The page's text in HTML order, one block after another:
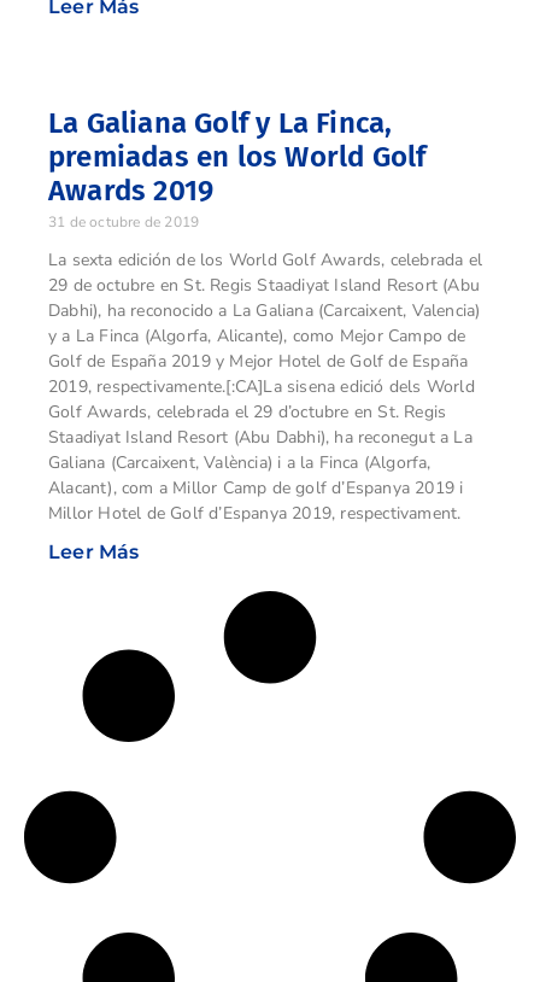
Leer Más
La Galiana Golf y La Finca,
premiadas en los World Golf
Awards 2019
31 de octubre de 2019
La sexta edición de los World Golf Awards, celebrada el
29 de octubre en St. Regis Staadiyat Island Resort (Abu
Dabhi), ha reconocido a La Galiana (Carcaixent, Valencia)
y a La Finca (Algorfa, Alicante), como Mejor Campo de
Golf de España 2019 y Mejor Hotel de Golf de España
2019, respectivamente.[:CA]La sisena edició dels World
Golf Awards, celebrada el 29 d’octubre en St. Regis
Staadiyat Island Resort (Abu Dabhi), ha reconegut a La
Galiana (Carcaixent, València) i a la Finca (Algorfa,
Alacant), com a Millor Camp de golf d’Espanya 2019 i
Millor Hotel de Golf d’Espanya 2019, respectivament.
Leer Más